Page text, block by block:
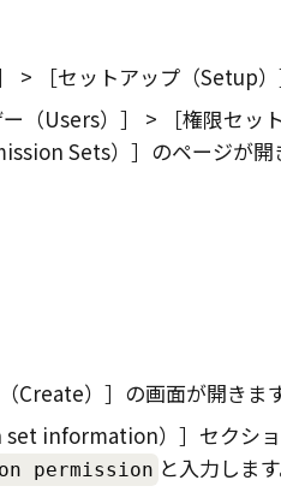
セットアップ（Setup）
（Users）
権限セッ
Sets） のページが開
Create）
の画面が開きます
information）
セクショ
permission と入力します